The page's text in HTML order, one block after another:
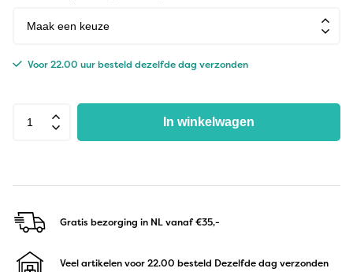
Voor 22.00 uur besteld dezelfde dag verzonden
In winkelwagen
Gratis bezorging in NLvanaf €35,-
Veel artikelen voor 22.00 besteld Dezelfde dag verzonden